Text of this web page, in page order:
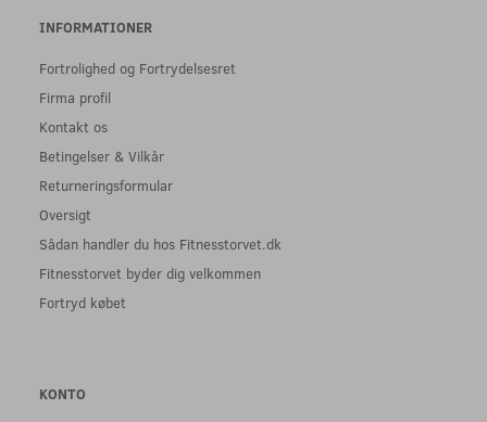
INFORMATIONER
Fortrolighed og Fortrydelsesret
Firma profil
Kontakt os
Betingelser & Vilkår
Returneringsformular
Oversigt
Sådan handler du hos Fitnesstorvet.dk
Fitnesstorvet byder dig velkommen
Fortryd købet
KONTO